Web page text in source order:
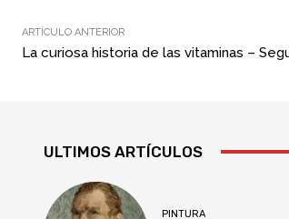
ARTÍCULO ANTERIOR
La curiosa historia de las vitaminas –
ULTIMOS ARTÍCULOS
PINTURA